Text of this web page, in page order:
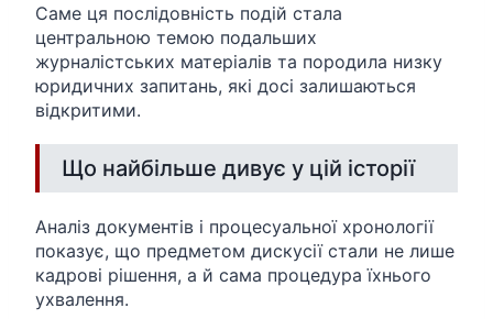
Саме ця послідовність подій стала
центральною темою подальших
журналістських матеріалів та породила низку
юридичних запитань, які досі залишаються
відкритими.
Що найбільше дивує у цій історії
Аналіз документів і процесуальної хронології
показує, що предметом дискусії стали не лише
кадрові рішення, а й сама процедура їхнього
ухвалення.